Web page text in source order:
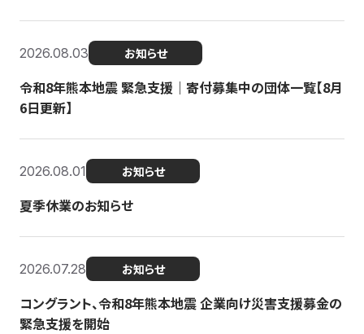
2026.08.03 お知らせ
令和8年熊本地震 緊急支援｜寄付募集中の団体一覧【8月
6日更新】
2026.08.01 お知らせ
夏季休業のお知らせ
2026.07.28 お知らせ
コングラント、令和8年熊本地震 企業向け災害支援募金の
緊急支援を開始